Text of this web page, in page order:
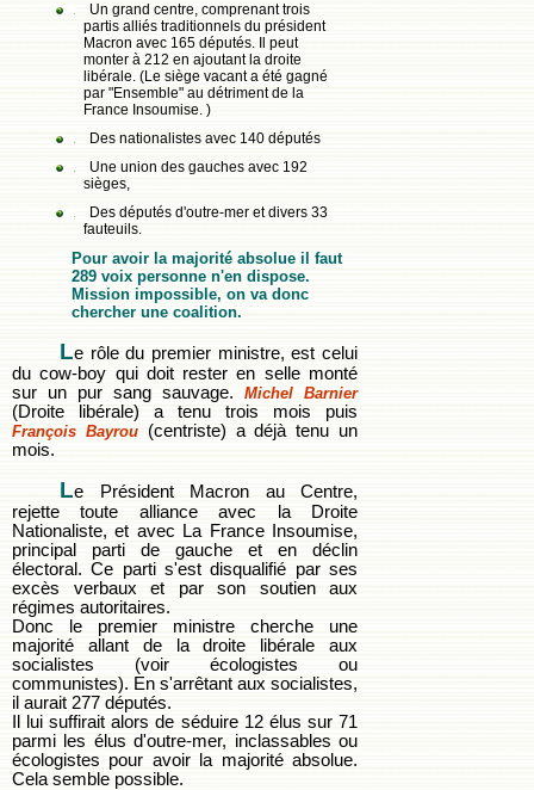
Un grand centre, comprenant trois
partis alliés traditionnels du président
Macron avec 165 députés. Il peut
monter à 212 en ajoutant la droite
libérale. (Le siège vacant a été gagné
par "Ensemble" au détriment de la
France Insoumise. )
Des nationalistes avec 140 députés
Une union des gauches avec 192
sièges,
Des députés d'outre-mer et divers 33
fauteuils.
Pour avoir la majorité absolue il faut
289 voix personne n'en dispose.
Mission impossible, on va donc
chercher une coalition.
Le rôle du premier ministre, est celui
du cow-boy qui doit rester en selle monté
sur un pur sang sauvage. Michel Barnier
(Droite libérale) a tenu trois mois puis
François Bayrou(centriste) a déjà tenu un
mois.
Le Président Macron au Centre,
rejette toute alliance avec la Droite
Nationaliste, et avec La France Insoumise,
principal parti de gauche et en déclin
électoral. Ce parti s'est disqualifié par ses
excès verbaux et par son soutien aux
régimes autoritaires.
Donc le premier ministre cherche une
majorité allant de la droite libérale aux
socialistes (voir écologistes ou
communistes). En s'arrêtant aux socialistes,
il aurait 277 députés.
Il lui suffirait alors de séduire 12 élus sur 71
parmi les élus d'outre-mer, inclassables ou
écologistes pour avoir la majorité absolue.
Cela semble possible.